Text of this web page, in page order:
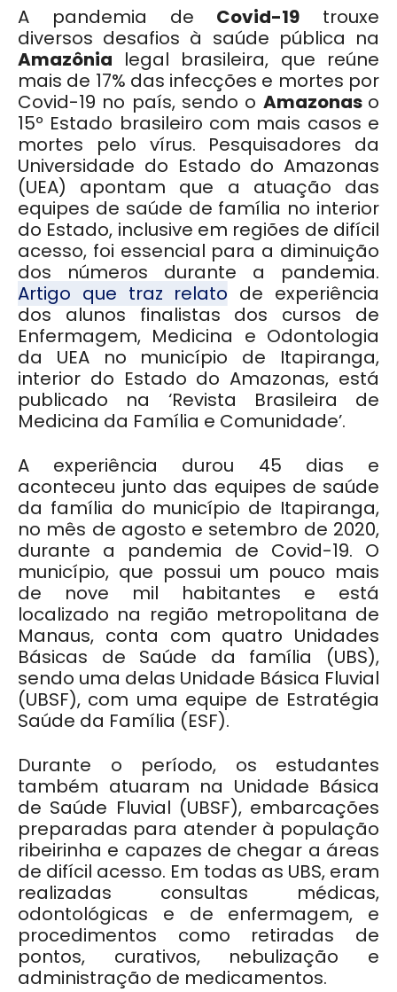
A pandemia de Covid-19 trouxe
diversos desafios à saúde pública na
Amazônia legal brasileira, que reúne
mais de 17% das infecções e mortes por
Covid-19 no país, sendo o Amazonas o
15º Estado brasileiro com mais casos e
mortes pelo vírus. Pesquisadores da
Universidade do Estado do Amazonas
(UEA) apontam que a atuação das
equipes de saúde de família no interior
do Estado, inclusive em regiões de difícil
acesso, foi essencial para a diminuição
dos números durante a pandemia.
Artigo que traz relato de experiência
dos alunos finalistas dos cursos de
Enfermagem, Medicina e Odontologia
da UEA no município de Itapiranga,
interior do Estado do Amazonas, está
publicado na ‘Revista Brasileira de
Medicina da Família e Comunidade’.
A experiência durou 45 dias e
aconteceu junto das equipes de saúde
da família do município de Itapiranga,
no mês de agosto e setembro de 2020,
durante a pandemia de Covid-19. O
município, que possui um pouco mais
de nove mil habitantes e está
localizado na região metropolitana de
Manaus, conta com quatro Unidades
Básicas de Saúde da família (UBS),
sendo uma delas Unidade Básica Fluvial
(UBSF), com uma equipe de Estratégia
Saúde da Família (ESF).
Durante o período, os estudantes
também atuaram na Unidade Básica
de Saúde Fluvial (UBSF), embarcações
preparadas para atender à população
ribeirinha e capazes de chegar a áreas
de difícil acesso. Em todas as UBS, eram
realizadas consultas médicas,
odontológicas e de enfermagem, e
procedimentos como retiradas de
pontos, curativos, nebulização e
administração de medicamentos.